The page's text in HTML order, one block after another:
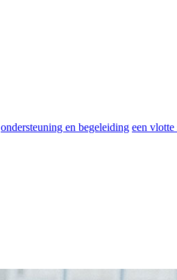
ondersteuning en begeleiding een vlotte